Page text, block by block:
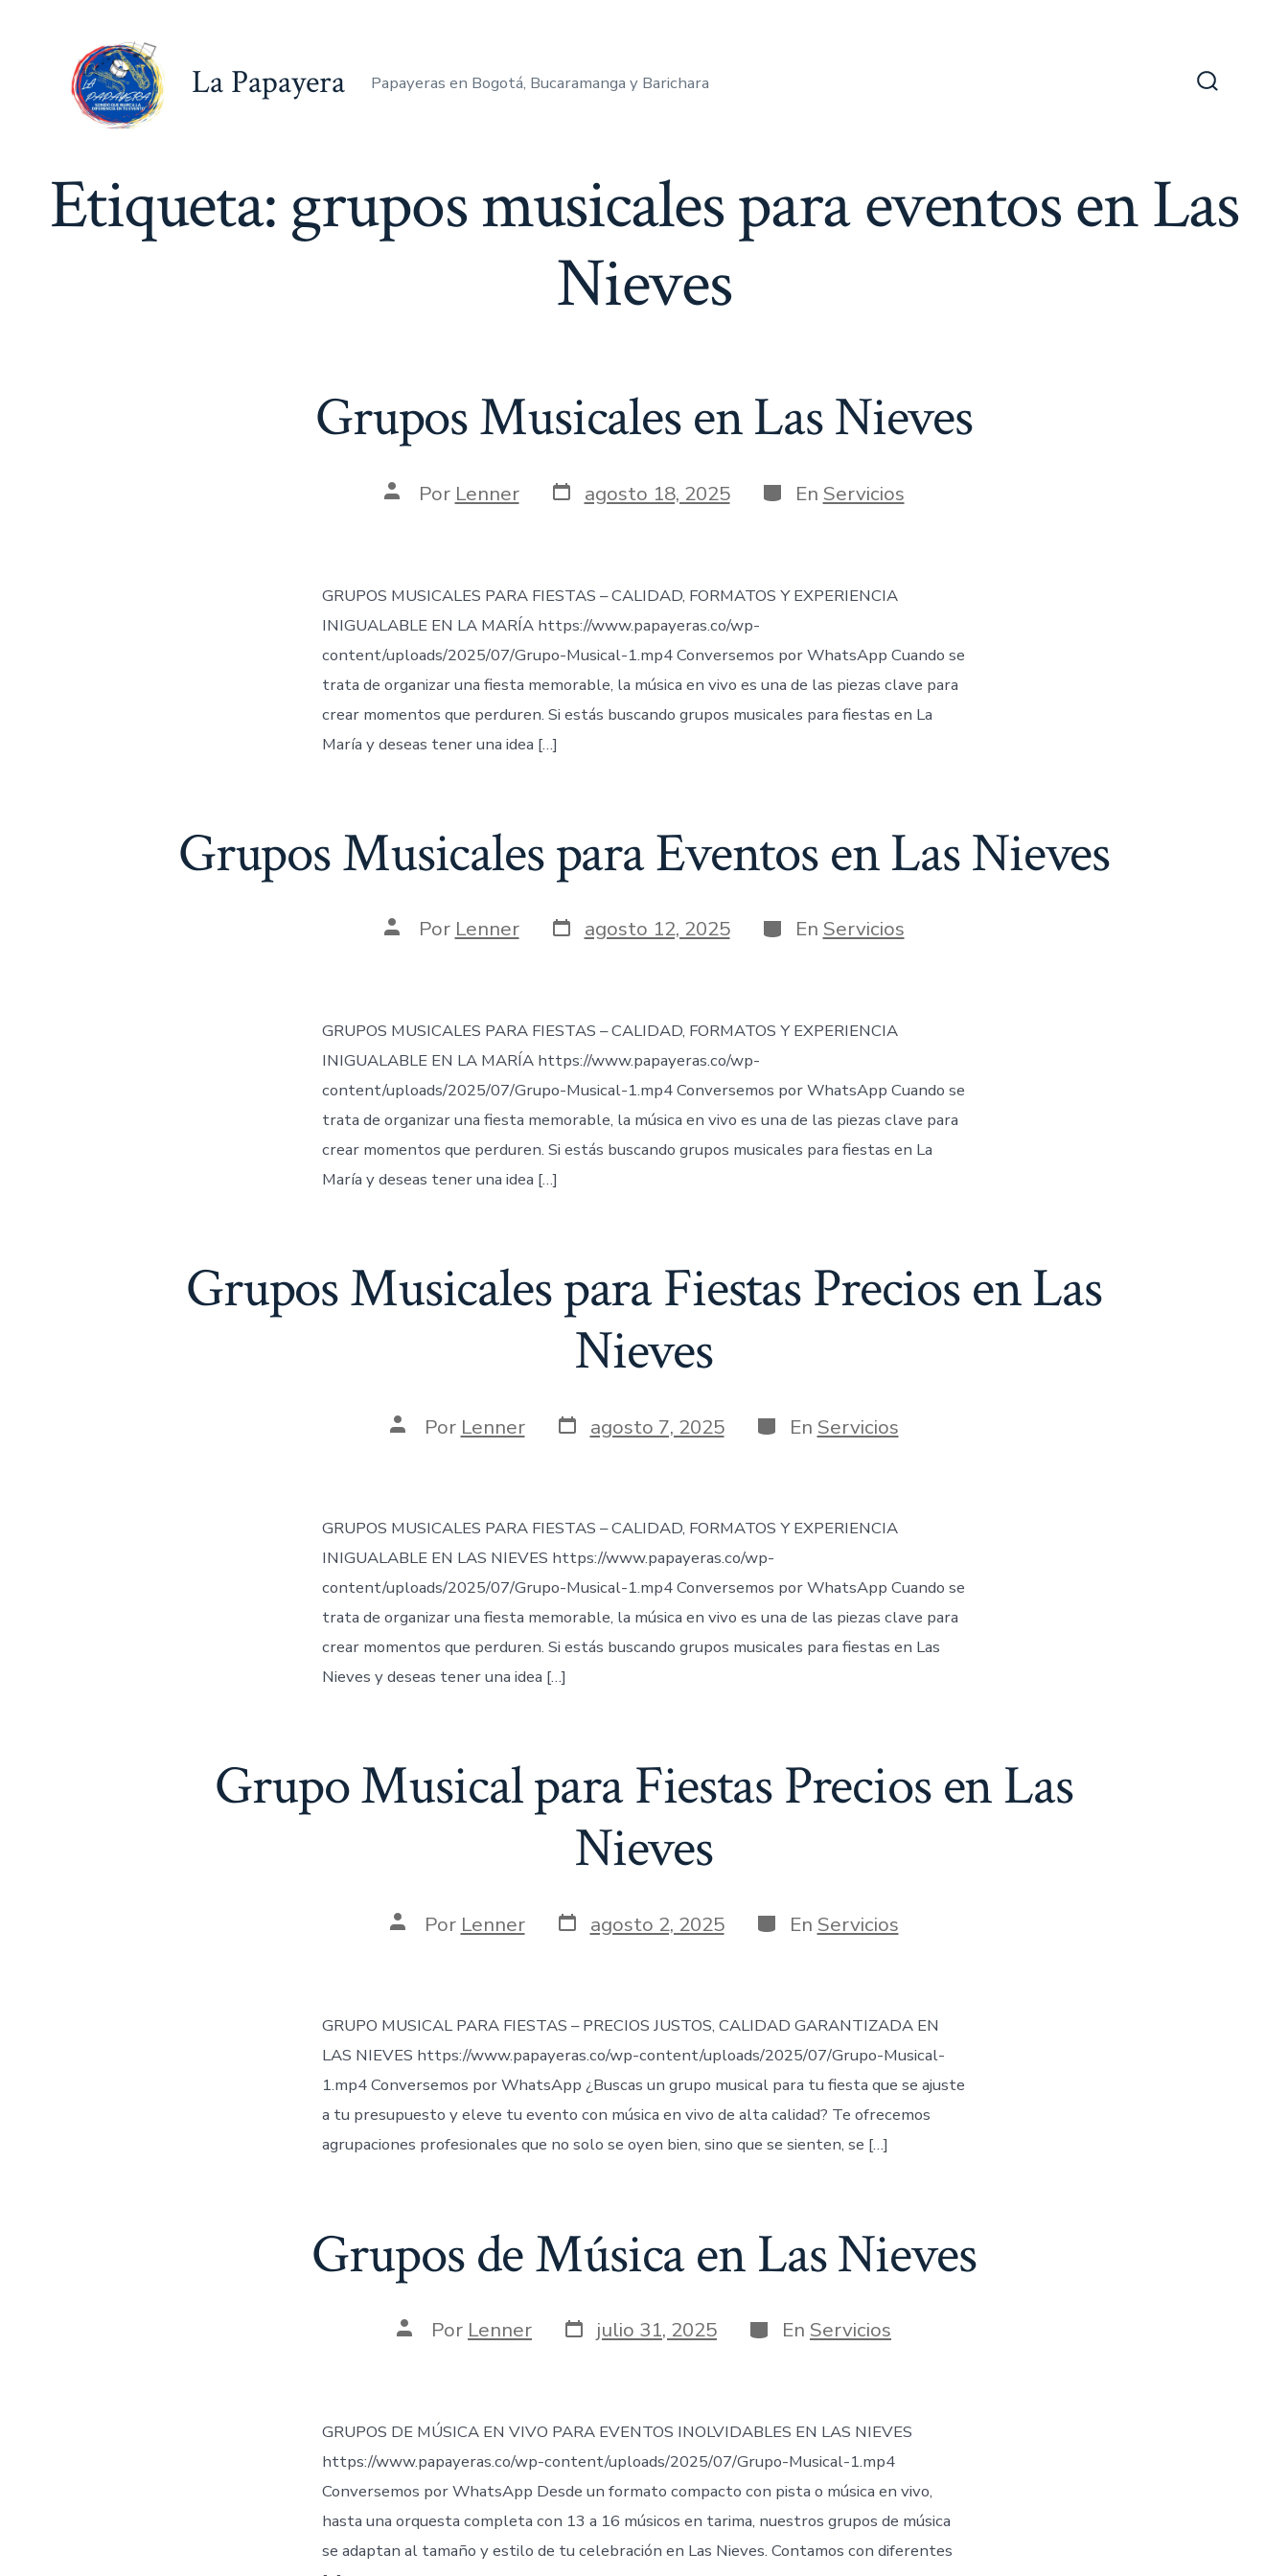
La Papayera Papayeras en Bogotá, Bucaramanga y Barichara
Etiqueta:grupos musicales para eventos en Las
Nieves
Grupos Musicales en Las Nieves
AutorPor Lenner Fecha
de
agosto 18, 2025 Categorías
En Servicios
GRUPOS MUSICALES PARA FIESTAS – CALIDAD, FORMATOS Y EXPERIENCIA
INIGUALABLE EN LA MARÍA https://www.papayeras.co/wp-
content/uploads/2025/07/Grupo-Musical-1.mp4 Conversemos por WhatsApp Cuando se
trata de organizar una fiesta memorable, la música en vivo es una de las piezas clave para
crear momentos que perduren. Si estás buscando grupos musicales para fiestas en La
María y deseas tener una idea […]
Grupos Musicales para Eventos en Las Nieves
AutorPor Lenner Fecha
de
agosto 12, 2025 Categorías
En Servicios
GRUPOS MUSICALES PARA FIESTAS – CALIDAD, FORMATOS Y EXPERIENCIA
INIGUALABLE EN LA MARÍA https://www.papayeras.co/wp-
content/uploads/2025/07/Grupo-Musical-1.mp4 Conversemos por WhatsApp Cuando se
trata de organizar una fiesta memorable, la música en vivo es una de las piezas clave para
crear momentos que perduren. Si estás buscando grupos musicales para fiestas en La
María y deseas tener una idea […]
Grupos Musicales para Fiestas Precios en Las
Nieves
AutorPor Lenner Fecha
de
agosto 7, 2025 Categorías
En Servicios
GRUPOS MUSICALES PARA FIESTAS – CALIDAD, FORMATOS Y EXPERIENCIA
INIGUALABLE EN LAS NIEVES https://www.papayeras.co/wp-
content/uploads/2025/07/Grupo-Musical-1.mp4 Conversemos por WhatsApp Cuando se
trata de organizar una fiesta memorable, la música en vivo es una de las piezas clave para
crear momentos que perduren. Si estás buscando grupos musicales para fiestas en Las
Nieves y deseas tener una idea […]
Grupo Musical para Fiestas Precios en Las
Nieves
AutorPor Lenner Fecha
de
agosto 2, 2025 Categorías
En Servicios
GRUPO MUSICAL PARA FIESTAS – PRECIOS JUSTOS, CALIDAD GARANTIZADA EN
LAS NIEVES https://www.papayeras.co/wp-content/uploads/2025/07/Grupo-Musical-
1.mp4 Conversemos por WhatsApp ¿Buscas un grupo musical para tu fiesta que se ajuste
a tu presupuesto y eleve tu evento con música en vivo de alta calidad? Te ofrecemos
agrupaciones profesionales que no solo se oyen bien, sino que se sienten, se […]
Grupos de Música en Las Nieves
AutorPor Lenner Fecha
de
julio 31, 2025 Categorías
En Servicios
GRUPOS DE MÚSICA EN VIVO PARA EVENTOS INOLVIDABLES EN LAS NIEVES
https://www.papayeras.co/wp-content/uploads/2025/07/Grupo-Musical-1.mp4
Conversemos por WhatsApp Desde un formato compacto con pista o música en vivo,
hasta una orquesta completa con 13 a 16 músicos en tarima, nuestros grupos de música
se adaptan al tamaño y estilo de tu celebración en Las Nieves. Contamos con diferentes